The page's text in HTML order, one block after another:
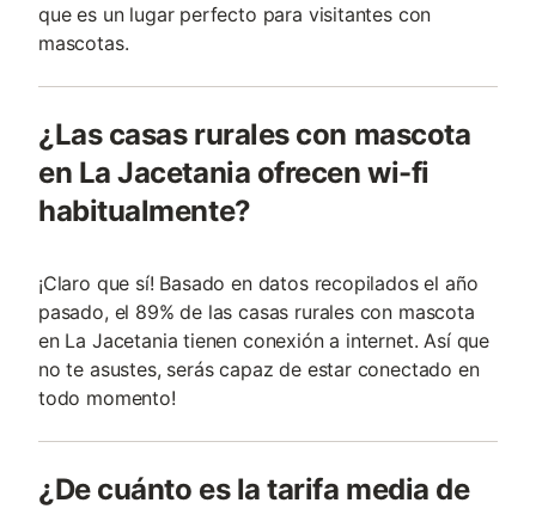
que es un lugar perfecto para visitantes con
mascotas.
¿Las casas rurales con mascota
en La Jacetania ofrecen wi-fi
habitualmente?
¡Claro que sí! Basado en datos recopilados el año
pasado, el 89% de las casas rurales con mascota
en La Jacetania tienen conexión a internet. Así que
no te asustes, serás capaz de estar conectado en
todo momento!
¿De cuánto es la tarifa media de